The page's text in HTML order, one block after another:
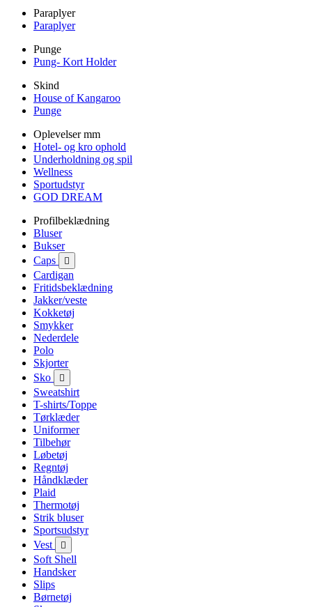
Paraplyer
Paraplyer
Punge
Pung- Kort Holder
Skind
House of Kangaroo
Punge
Oplevelser mm
Hotel- og kro ophold
Underholdning og spil
Wellness
Sportudstyr
GOD DREAM
Profilbeklædning
Bluser
Bukser
Caps

Cardigan
Fritidsbeklædning
Jakker/veste
Kokketøj
Smykker
Nederdele
Polo
Skjorter
Sko

Sweatshirt
T-shirts/Toppe
Tørklæder
Uniformer
Tilbehør
Løbetøj
Regntøj
Håndklæder
Plaid
Thermotøj
Strik bluser
Sportsudstyr
Vest

Soft Shell
Handsker
Slips
Børnetøj